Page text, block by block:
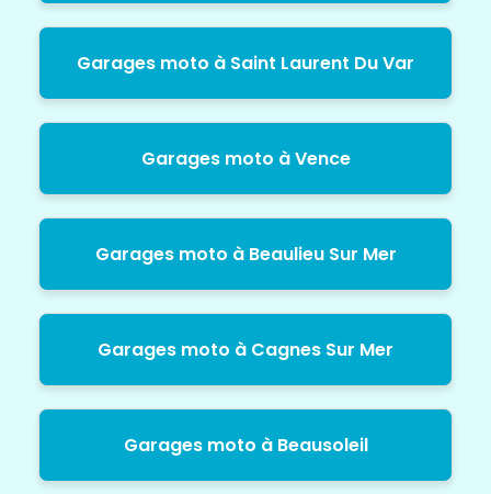
Garages moto à Saint Laurent Du Var
Garages moto à Vence
Garages moto à Beaulieu Sur Mer
Garages moto à Cagnes Sur Mer
Garages moto à Beausoleil